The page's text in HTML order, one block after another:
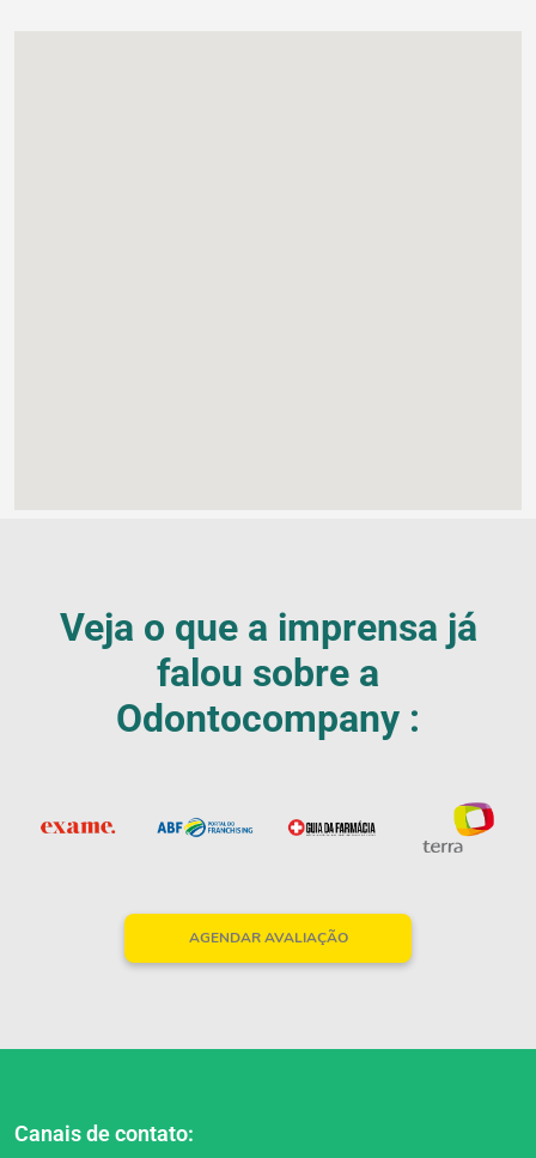
Blog
Veja o que a imprensa já
falou sobre a
Odontocompany :
AGENDAR AVALIAÇÃO
Canais de contato: